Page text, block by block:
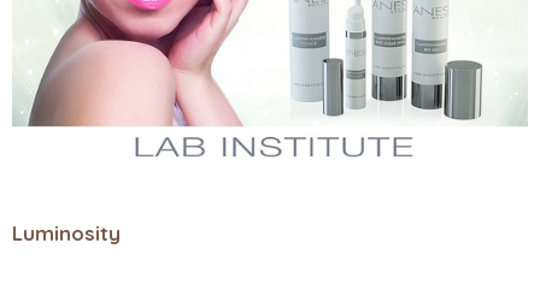
Luminosity